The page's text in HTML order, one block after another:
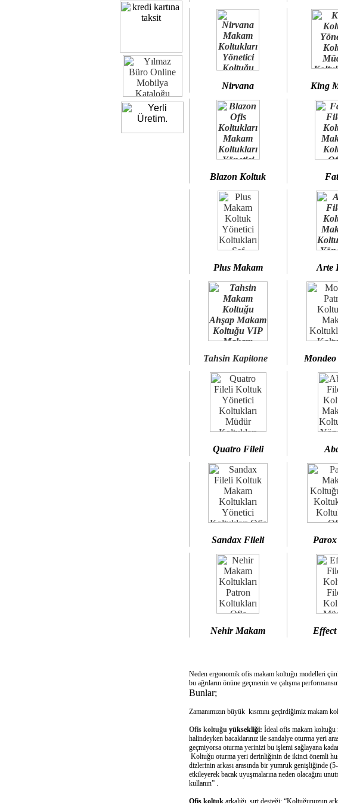
Nirvana King
Blazon Koltuk
Plus Makam Arte
Tahsin Kapitone
Quatro Fileli
Sandax Fileli
Nehir Makam
Neden ergonomik ofis makam koltuğu modelleri
bu ağrıların önüne geçmenin ve çalışma
Bunlar;
Zamanımızın büyük kısmını geçirdiğimiz makam
Ofis koltuğuyüksekliği: İdeal ofis makam koltuğu
halindeyken bacaklarınız ile sandalye oturma yeri
geçmiyorsa oturma yerinizi bu işlemi sağlayana
Koltuğu oturma yeri derinliğinin de ikinci önemli
dizlerinin arkası arasında bir yumruk genişliğinde
etkileyerek bacak uyuşmalarına neden olacağını
kullanın” .
Ofis koltuk arkalığı sırt desteği: “Koltuğunuzun